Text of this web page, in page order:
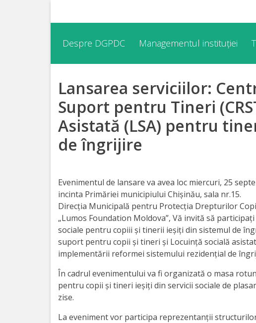
DGPDC
Informații
despre
DGPDC
Subdiviziuni/Servicii
Strategia
Orarul
audienței
Managementul
instituției
Planuri
Despre DGPDC Managementul instituției
Lansarea serviciilor:
Suport pentru Tineri
Asistată (LSA) pentru
de îngrijire
Evenimentul de lansare va avea loc miercuri, 25
incinta Primăriei municipiului Chișinău, sala nr.15.
Direcția Municipală pentru Protecția Drepturilor
„Lumos Foundation Moldova”, Vă invită să
sociale pentru copiii și tinerii ieșiți din sistemul de
suport pentru copii și tineri și Locuință socială
implementării reformei sistemului rezidenţial de
În cadrul evenimentului va fi organizată o masa
pentru copii și tineri ieșiți din servicii sociale de
zise.
La eveniment vor participa reprezentanții